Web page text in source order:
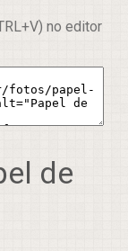
no editor
de